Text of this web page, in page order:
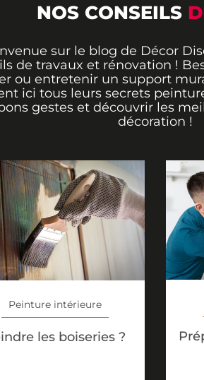
NOS CONSEILS
sur le blog de Décor
de travaux et rénovation !
ou entretenir un support
ici tous leurs secrets
gestes et découvrir les
décoration !
Peinture intérieure
les boiseries ?